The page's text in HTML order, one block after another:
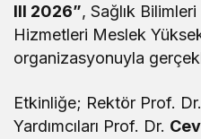
III 2026”, Sağlık
Hizmetleri Meslek
organizasyonuyla
Etkinliğe; Rektör Prof.
Yardımcıları Prof. Dr.